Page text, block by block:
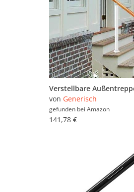
von Generisch
gefunden bei Amazon
141,78 €